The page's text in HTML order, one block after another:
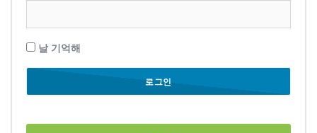
날 기억해